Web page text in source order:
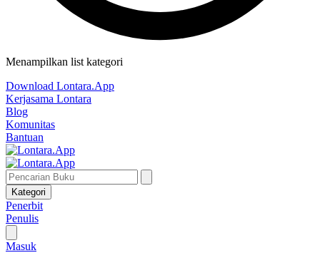
Menampilkan list kategori
Download Lontara.App
Kerjasama Lontara
Blog
Komunitas
Bantuan
Kategori
Penerbit
Penulis
Masuk